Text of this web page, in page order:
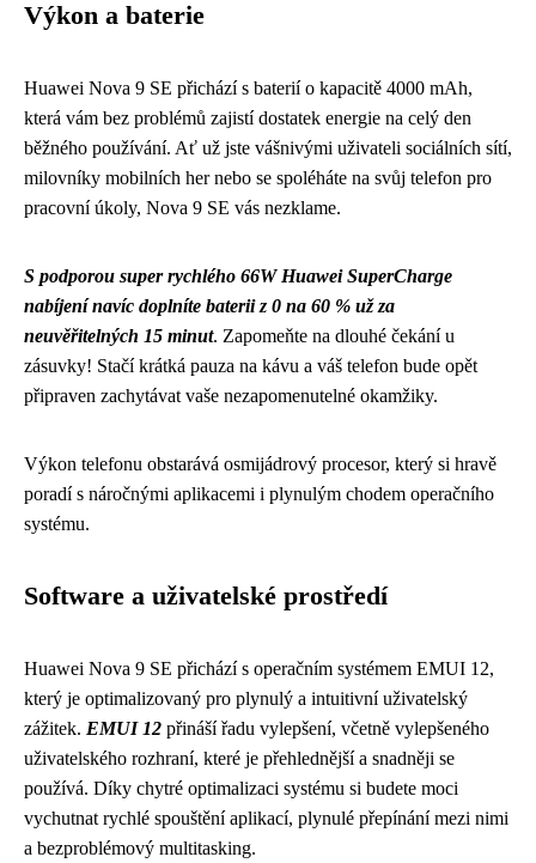
Výkon a baterie
Huawei Nova 9 SE přichází s baterií o kapacitě 4000 mAh,
která vám bez problémů zajistí dostatek energie na celý den
běžného používání. Ať už jste vášnivými uživateli sociálních sítí,
milovníky mobilních her nebo se spoléháte na svůj telefon pro
pracovní úkoly, Nova 9 SE vás nezklame.
S podporou super rychlého 66W Huawei SuperCharge
nabíjení navíc doplníte baterii z 0 na 60 % už za
neuvěřitelných 15 minut. Zapomeňte na dlouhé čekání u
zásuvky! Stačí krátká pauza na kávu a váš telefon bude opět
připraven zachytávat vaše nezapomenutelné okamžiky.
Výkon telefonu obstarává osmijádrový procesor, který si hravě
poradí s náročnými aplikacemi i plynulým chodem operačního
systému.
Software a uživatelské prostředí
Huawei Nova 9 SE přichází s operačním systémem EMUI 12,
který je optimalizovaný pro plynulý a intuitivní uživatelský
zážitek. EMUI 12 přináší řadu vylepšení, včetně vylepšeného
uživatelského rozhraní, které je přehlednější a snadněji se
používá. Díky chytré optimalizaci systému si budete moci
vychutnat rychlé spouštění aplikací, plynulé přepínání mezi nimi
a bezproblémový multitasking.